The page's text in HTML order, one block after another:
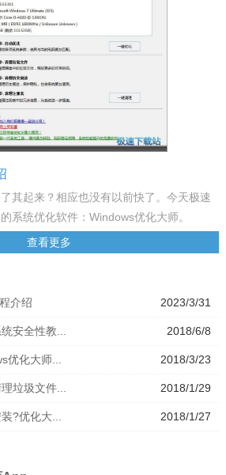
其起来？相应也没有以前快了。今天极速
系统优化软件：Windows优化大师。
电脑的硬件信息、优化系统、清理垃圾文
统内存等各种功能。使用Windows优化大
能强大的系统辅助软件，它提供了全面有
。使用Windows优化大师，能够有效地帮
硬件信息；简化操作系统设置步骤；提升
。
硬件、软件信息，并根据检测结果向用户
查看更多
2023/3/31
介绍
2018/6/8
安全性教...
2018/3/23
优化大师...
2018/1/29
垃圾文件...
2018/1/27
?优化大...